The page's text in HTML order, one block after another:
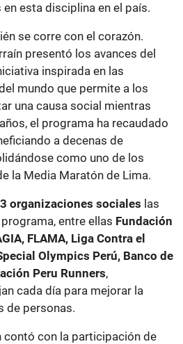
esta disciplina en el país.
se corre con el corazón.
presentó los avances del
inspirada en las
mundo que permite a los
una causa social mientras
el programa ha recaudado
a decenas de
como uno de los
la Media Maratón de Lima.
organizaciones sociales las
entre ellas Fundación
FLAMA, Liga Contra el
Olympics Perú, Banco de
Peru Runners,
cada día para mejorar la
de personas.
contó con la participación de